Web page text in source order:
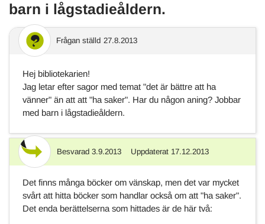
barn i lågstadieåldern.
Frågan ställd 27.8.2013
Hej bibliotekarien!
Jag letar efter sagor med temat "det är bättre att ha
vänner" än att att "ha saker". Har du någon aning? Jobbar
med barn i lågstadieåldern.
Svar Besvarad 3.9.2013 Uppdaterat 17.12.2013
Det finns många böcker om vänskap, men det var mycket
svårt att hitta böcker som handlar också om att "ha saker".
Det enda berättelserna som hittades är de här två: